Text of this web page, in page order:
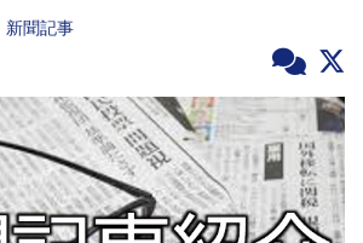
新聞記事